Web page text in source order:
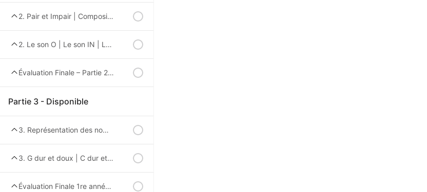
2. Pair et Impair | Composition des nombres | Ajouter ou enlever une valeur
2. Le son O | Le son IN | Le S qui fait le son Z
Évaluation Finale – Partie 2 – 1re année
Partie 3 - Disponible
3. Représentation des nombres | Décomposition des nombres | plus petit, plus grand ou égal
3. G dur et doux | C dur et doux | le son gn
Évaluation Finale 1re année – Partie 3